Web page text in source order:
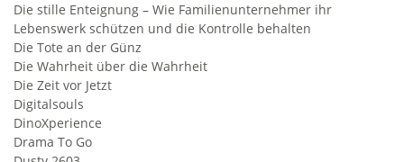
Die stille Enteignung – Wie Familienunternehmer ihr
Lebenswerk schützen und die Kontrolle behalten
Die Tote an der Günz
Die Wahrheit über die Wahrheit
Die Zeit vor Jetzt
Digitalsouls
DinoXperience
Drama To Go